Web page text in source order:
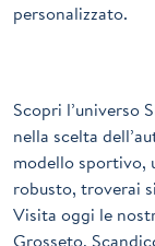
personalizzato.
Scopri l’universo
nella scelta
modello sportivo,
robusto, troverai
Visita oggi le
Grosseto,